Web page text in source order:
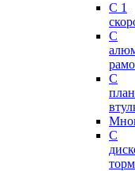
С 1
С
С
С